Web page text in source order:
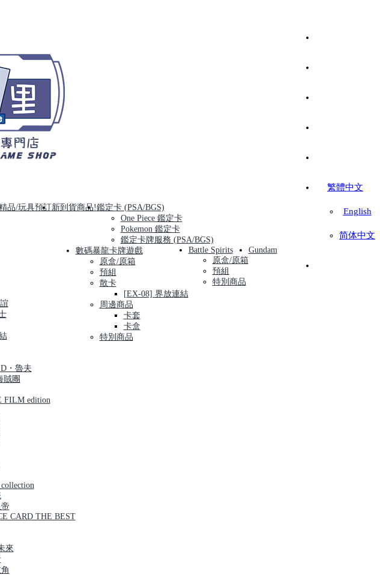
繁體中文
English
简体中文
品/玩具預訂新到貨商品!鑑定卡 (PSA/BGS)
One Piece 鑑定卡
Pokemon 鑑定卡
鑑定卡牌服務 (PSA/BGS)
・魯夫
賊團
FILM edition
CARD THE BEST
來
數碼暴龍卡牌遊戲
原盒/原箱
預組
散卡
[EX-08] 界放連結
周邊商品
卡套
卡盒
特別商品
Battle Spirits
原盒/原箱
預組
特別商品
Gundam